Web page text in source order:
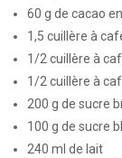
60 g de cacao
1,5 cuillère à
1/2 cuillère à
1/2 cuillère à
200 g de sucre
100 g de sucre
240 ml de lait